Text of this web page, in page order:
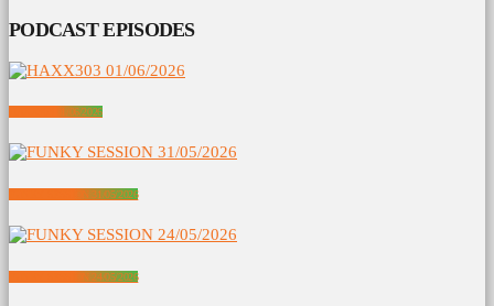
PODCAST EPISODES
HAXX303 01/06/2026
FUNKY SESSION 31/05/2026
FUNKY SESSION 24/05/2026